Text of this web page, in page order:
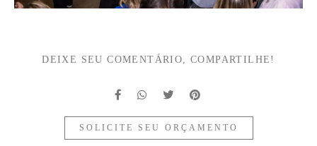
DEIXE SEU COMENTÁRIO, COMPARTILHE!
SOLICITE SEU ORÇAMENTO